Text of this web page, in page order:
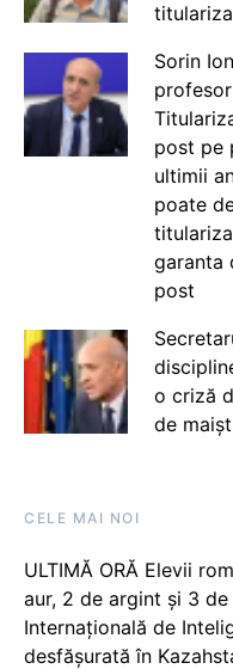
Sorin
post pe
ultimii
poate
garanta
post
o criză
de
CELE MAI NOI
ULTIMĂ ORĂ Elevii
aur, 2 de argint și 3
Internațională de
desfășurată în